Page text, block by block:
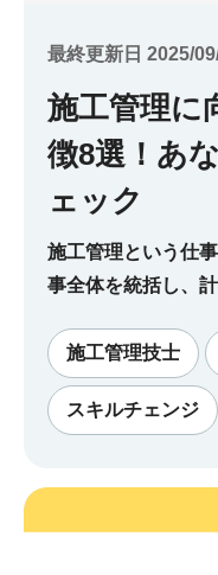
最終更新日 2025/
施工管理に
徴8選！あ
ェック
施工管理という仕
事全体を統括し、
ている人の特徴を8
施工管理技士
スキルチェンジ